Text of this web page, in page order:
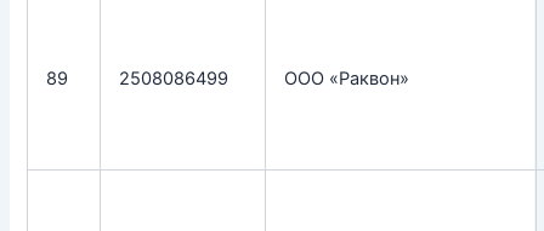
89 2508086499 ООО «Раквон»